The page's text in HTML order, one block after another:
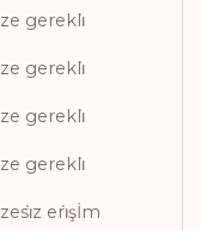
gerekli̇
gerekli̇
gerekli̇
gerekli̇
eri̇şİm